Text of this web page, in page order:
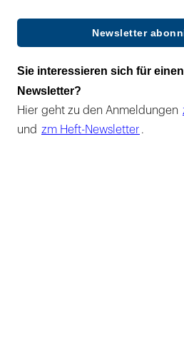
Newsletter
Sie interessieren sich für
Newsletter?
Hier geht zu den Anmeldungen
und zm Heft-Newsletter .